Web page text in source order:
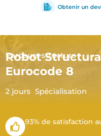
Obtenir un
Parcours structure
Robot
Eurocode 8
2 jours Spécialisation
93% de satisfaction